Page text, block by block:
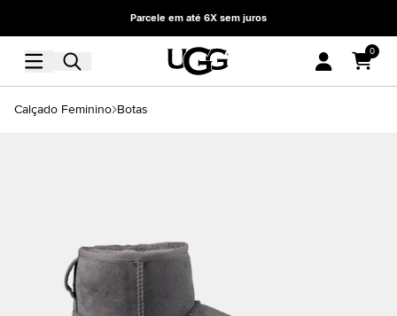
Parcele em até 6X sem juros
0
Calçado Feminino Botas